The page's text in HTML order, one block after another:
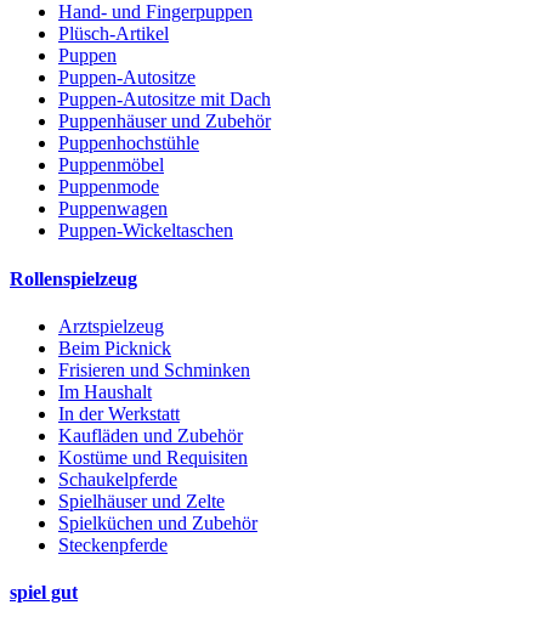
Hand- und Fingerpuppen
Plüsch-Artikel
Puppen
Puppen-Autositze
Puppen-Autositze mit Dach
Puppenhäuser und Zubehör
Puppenhochstühle
Puppenmöbel
Puppenmode
Puppenwagen
Puppen-Wickeltaschen
Rollenspielzeug
Arztspielzeug
Beim Picknick
Frisieren und Schminken
Im Haushalt
In der Werkstatt
Kaufläden und Zubehör
Kostüme und Requisiten
Schaukelpferde
Spielhäuser und Zelte
Spielküchen und Zubehör
Steckenpferde
spiel gut